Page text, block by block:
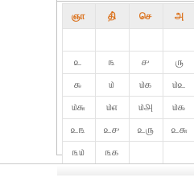
ஞா தி் செ அ
௨
௩ ௪ ௫
௯
௰ ௰௧ ௰௨
௰௬
௰௭ ௰௮ ௰௯
௨௩
௨௪ ௨௫ ௨௬
௩௰
௩௧